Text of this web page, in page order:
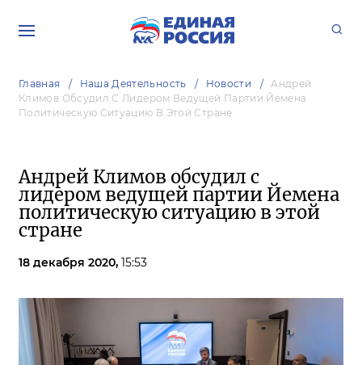
Главная Наша Деятельность Новости
Андрей
Климов Обсудил С Лидером Ведущей Партии Йемена
Политическую Ситуацию В Этой Стране
Андрей Климов обсудил с
лидером ведущей партии Йемена
политическую ситуацию в этой
стране
18 декабря 2020, 15:53